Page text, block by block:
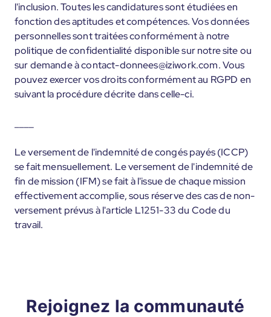
l'inclusion. Toutes les candidatures sont étudiées en
fonction des aptitudes et compétences. Vos données
personnelles sont traitées conformément à notre
politique de confidentialité disponible sur notre site ou
sur demande à contact-donnees@iziwork.com. Vous
pouvez exercer vos droits conformément au RGPD en
suivant la procédure décrite dans celle-ci.
Le versement de l'indemnité de congés payés (ICCP)
se fait mensuellement. Le versement de l'indemnité de
fin de mission (IFM) se fait à l'issue de chaque mission
effectivement accomplie, sous réserve des cas de non-
versement prévus à l'article L1251-33 du Code du
travail.
Rejoignez la communauté